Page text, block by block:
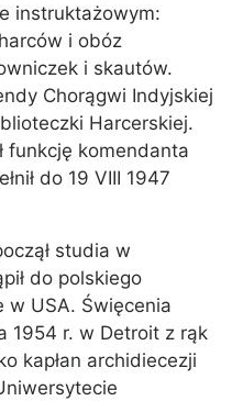
instruktażowym:
i obóz
i skautów.
Chorągwi Indyjskiej
Harcerskiej.
funkcję komendanta
do 19 VIII 1947
studia w
do polskiego
w USA. Święcenia
1954 r. w Detroit z rąk
kapłan archidiecezji